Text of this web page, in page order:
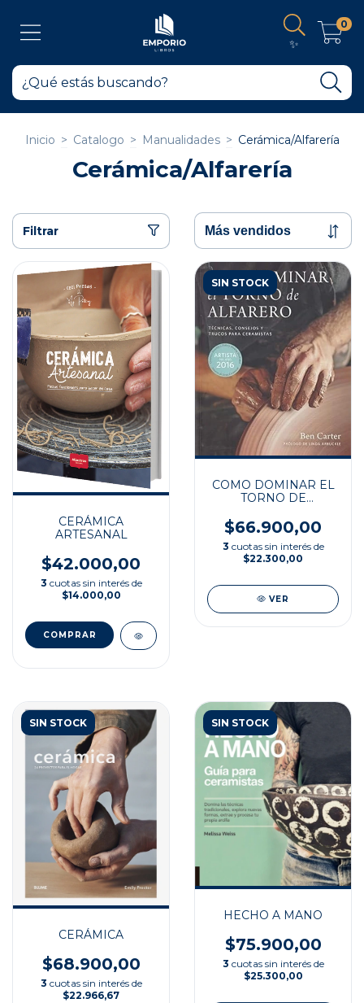
✨
0
Inicio > Catalogo > Manualidades > Cerámica/Alfarería
Cerámica/Alfarería
Filtrar
CERÁMICA
ARTESANAL
$42.000,00
3 cuotas sin interés de
$14.000,00
SIN STOCK
COMO DOMINAR EL
TORNO DE
$66.900,00
3 cuotas sin interés de
$22.300,00
VER
SIN STOCK
CERÁMICA
$68.900,00
3 cuotas sin interés de
$22.966,67
SIN STOCK
HECHO A MANO
$75.900,00
3 cuotas sin interés de
$25.300,00